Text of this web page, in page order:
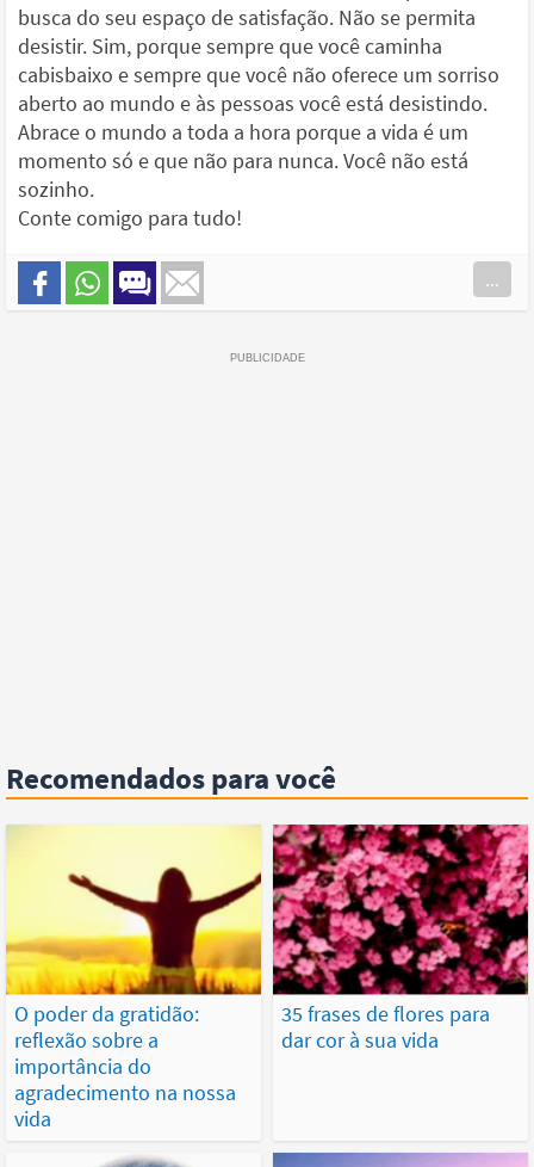
busca do seu espaço de satisfação. Não se permita
desistir. Sim, porque sempre que você caminha
cabisbaixo e sempre que você não oferece um sorriso
aberto ao mundo e às pessoas você está desistindo.
Abrace o mundo a toda a hora porque a vida é um
momento só e que não para nunca. Você não está
sozinho.
Conte comigo para tudo!
...
Recomendados para você
O poder da gratidão:
reflexão sobre a
importância do
agradecimento na nossa
vida
35 frases de flores para
dar cor à sua vida